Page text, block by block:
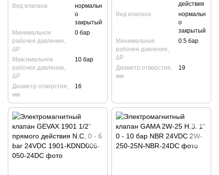
Вид клапана
нормальн
о
закрытый
Минимальное
рабочее давление,
ΔP
0 бар
Максимальное
рабочее давление,
ΔP
10 бар
Диаметр отверстия,
мм
16
действия
Вид клапана
нормальн
о
закрытый
Минимальное
рабочее давление,
ΔP
0.5 бар
Диаметр отверстия,
мм
19